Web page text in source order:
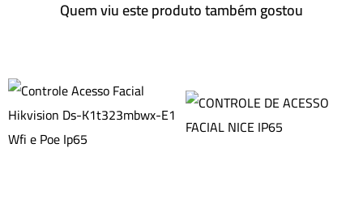
Quem viu este produto também gostou